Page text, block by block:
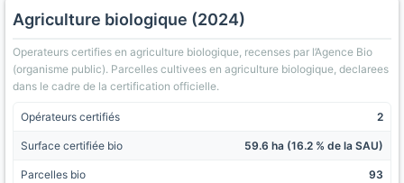
Agriculture biologique (2024)
Operateurs certifies en agriculture biologique, recenses par l’Agence Bio
(organisme public). Parcelles cultivees en agriculture biologique, declarees
dans le cadre de la certification officielle.
Opérateurs certifiés 2
Surface certifiée bio 59.6 ha (16.2 % de la SAU)
Parcelles bio 93